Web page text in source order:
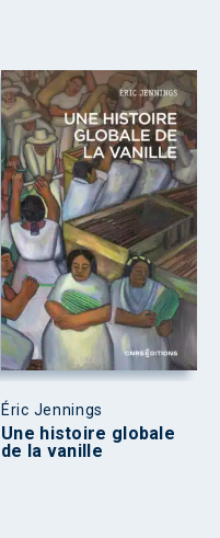
Éric Jennings
Une histoire globale
de la vanille